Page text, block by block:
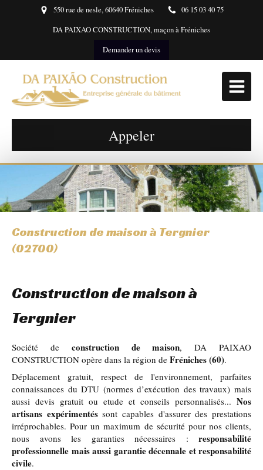
550 rue de nesle, 60640 Fréniches
06 15 03 40 75
DA PAIXAO CONSTRUCTION, maçon à Fréniches
Demander un devis
Appeler
Construction de maison à Tergnier
(02700)
Construction de maison à
Tergnier
Société de construction de maison, DA PAIXAO
CONSTRUCTION opère dans la région de Fréniches (60).
Déplacement gratuit, respect de l'environnement, parfaites
connaissances du DTU (normes d’exécution des travaux) mais
aussi devis gratuit ou etude et conseils personnalisés... Nos
artisans expérimentéssont capables d'assurer des prestations
irréprochables. Pour un maximum de sécurité pour nos clients,
nous avons les garanties nécessaires : responsabilité
professionnelle mais aussi garantie décennale et responsabilité
civile.